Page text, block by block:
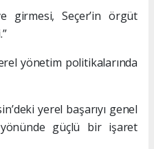
girmesi, Seçer’in örgüt
yönetim politikalarında
yerel başarıyı genel
güçlü bir işaret